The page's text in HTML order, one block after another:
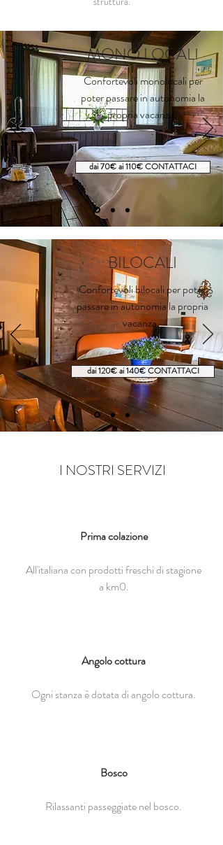
MONO LOCALI
Confortevoli monolocali per
poter passare in autonomia la
propria vacanza.
dai 70€ ai 110€ CONTATTACI
BILOCALI
Confortevoli bilocali per poter
passare in autonomia la propria
vacanza.
dai 120€ ai 140€ CONTATTACI
I NOSTRI SERVIZI
Prima colazione
All'italiana con prodotti freschi di stagione
a km0.
Angolo cottura
Ogni stanza è dotata di angolo cottura.
Bosco
Rilassanti passeggiate nel bosco.